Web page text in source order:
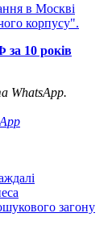
в Москві
корпусу".
за 10 років
WhatsApp.
загону